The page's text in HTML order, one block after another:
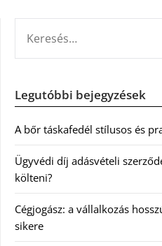
Legutóbbi bejegyzések
A bőr táskafedél stílusos és
Ügyvédi díj adásvételi
költeni?
Cégjogász: a vállalkozás
sikere